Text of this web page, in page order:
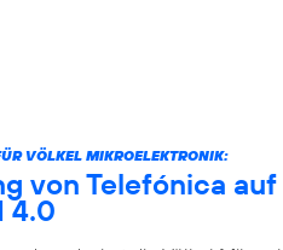
VÖLKEL MIKROELEKTRONIK:
von Telefónica
4.0